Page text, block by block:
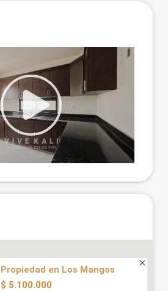
Propiedad en Los Mangos
$ 5.100.000